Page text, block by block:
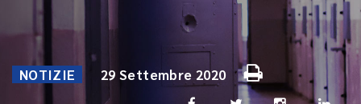
NOTIZIE 29 Settembre 2020